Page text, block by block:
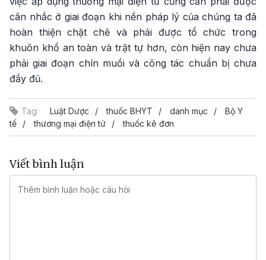
cân nhắc ở giai đoạn khi nền pháp lý của chúng ta đã
hoàn thiện chặt chẽ và phải được tổ chức trong
khuôn khổ an toàn và trật tự hơn, còn hiện nay chưa
phải giai đoạn chín muồi và công tác chuẩn bị chưa
đầy đủ.
Tag: Luật Dược thuốc BHYT danh mục
Bộ Y
tế
thương mại điện tử thuốc kê đơn
Viết bình luận